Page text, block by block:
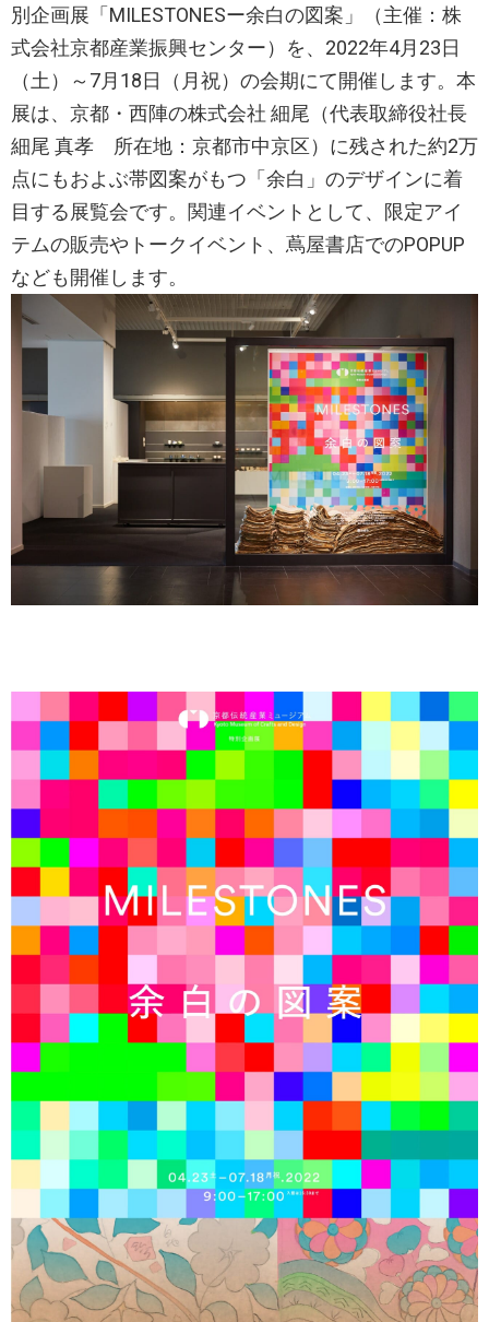
別企画展「MILESTONESー余白の図案」（主催：株
式会社京都産業振興センター）を、2022年4月23日
（土）～7月18日（月祝）の会期にて開催します。本
展は、京都・西陣の株式会社 細尾（代表取締役社長
細尾 真孝 所在地：京都市中京区）に残された約2万
点にもおよぶ帯図案がもつ「余白」のデザインに着
目する展覧会です。関連イベントとして、限定アイ
テムの販売やトークイベント、蔦屋書店でのPOPUP
なども開催します。